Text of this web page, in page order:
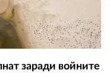
заради войните